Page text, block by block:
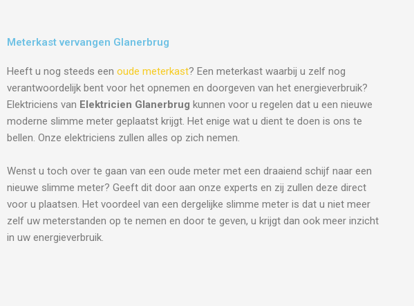
Meterkast vervangen Glanerbrug
Heeft u nog steeds een oude meterkast? Een meterkast waarbij u zelf nog
verantwoordelijk bent voor het opnemen en doorgeven van het energieverbruik?
Elektriciens van Elektricien Glanerbrug kunnen voor u regelen dat u een nieuwe
moderne slimme meter geplaatst krijgt. Het enige wat u dient te doen is ons te
bellen. Onze elektriciens zullen alles op zich nemen.
Wenst u toch over te gaan van een oude meter met een draaiend schijf naar een
nieuwe slimme meter? Geeft dit door aan onze experts en zij zullen deze direct
voor u plaatsen. Het voordeel van een dergelijke slimme meter is dat u niet meer
zelf uw meterstanden op te nemen en door te geven, u krijgt dan ook meer inzicht
in uw energieverbruik.